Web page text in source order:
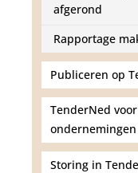
afgerond
Rapportage
Publiceren op
TenderNed
ondernemingen
Storing in